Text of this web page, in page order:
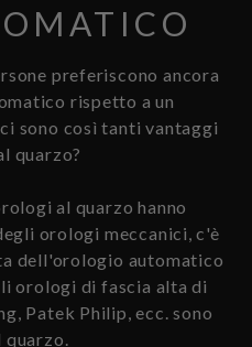
preferiscono ancora
rispetto a un
sono così tanti vantaggi
quarzo?
al quarzo hanno
orologi meccanici, c'è
dell'orologio automatico
orologi di fascia alta di
Patek Philip, ecc. sono